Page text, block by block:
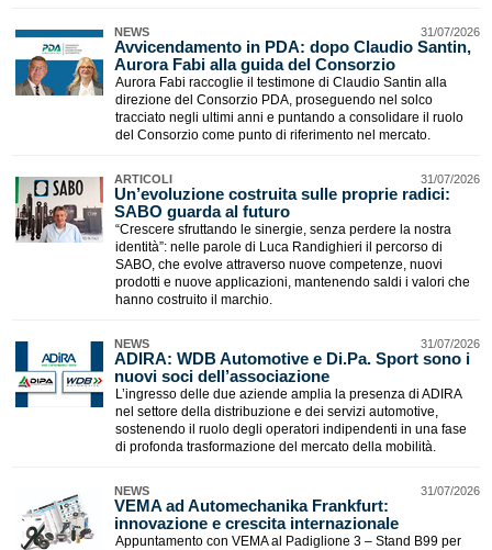
NEWS 31/07/2026
Avvicendamento in PDA: dopo Claudio Santin,
Aurora Fabi alla guida del Consorzio
Aurora Fabi raccoglie il testimone di Claudio Santin alla
direzione del Consorzio PDA, proseguendo nel solco
tracciato negli ultimi anni e puntando a consolidare il ruolo
del Consorzio come punto di riferimento nel mercato.
ARTICOLI 31/07/2026
Un’evoluzione costruita sulle proprie radici:
SABO guarda al futuro
“Crescere sfruttando le sinergie, senza perdere la nostra
identità”: nelle parole di Luca Randighieri il percorso di
SABO, che evolve attraverso nuove competenze, nuovi
prodotti e nuove applicazioni, mantenendo saldi i valori che
hanno costruito il marchio.
NEWS 31/07/2026
​ADIRA: WDB Automotive e Di.Pa. Sport sono i
nuovi soci dell’associazione
L’ingresso delle due aziende amplia la presenza di ADIRA
nel settore della distribuzione e dei servizi automotive,
sostenendo il ruolo degli operatori indipendenti in una fase
di profonda trasformazione del mercato della mobilità.
NEWS 31/07/2026
VEMA ad Automechanika Frankfurt:
innovazione e crescita internazionale
Appuntamento con VEMA al Padiglione 3 – Stand B99 per